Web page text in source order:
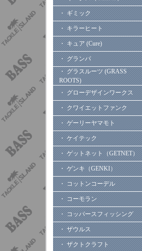
・ ギミック
・ キラーヒート
・ キュア (Cure)
・ グランパ
・ グラスルーツ (GRASS
ROOTS)
・ グローデザインワークス
・ クワイエットファンク
・ ゲーリーヤマモト
・ ケイテック
・ ゲットネット（GETNET）
・ ゲンキ（GENKI）
・ コットンコーデル
・ コーモラン
・ コッパースフィッシング
・ ザウルス
・ ザクトクラフト